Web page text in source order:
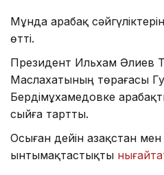
Мұнда Қарабақ
өтті.
Президент Ильхам Әлиев
Маслахатының төрағасы
Бердімұхамедовке
сыйға тартты.
Осыған дейін Қазақстан
ынтымақтастықты